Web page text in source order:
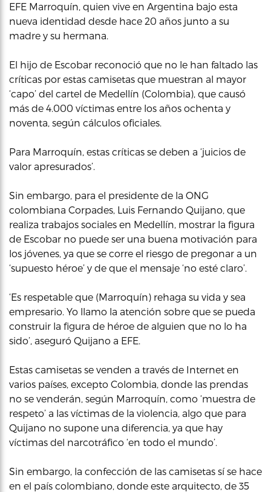
EFE Marroquín, quien vive en Argentina bajo esta
nueva identidad desde hace 20 años junto a su
madre y su hermana.
El hijo de Escobar reconoció que no le han faltado las
críticas por estas camisetas que muestran al mayor
‘capo’ del cartel de Medellín (Colombia), que causó
más de 4.000 víctimas entre los años ochenta y
noventa, según cálculos oficiales.
Para Marroquín, estas críticas se deben a ‘juicios de
valor apresurados’.
Sin embargo, para el presidente de la ONG
colombiana Corpades, Luis Fernando Quijano, que
realiza trabajos sociales en Medellín, mostrar la figura
de Escobar no puede ser una buena motivación para
los jóvenes, ya que se corre el riesgo de pregonar a un
‘supuesto héroe’ y de que el mensaje ‘no esté claro’.
‘Es respetable que (Marroquín) rehaga su vida y sea
empresario. Yo llamo la atención sobre que se pueda
construir la figura de héroe de alguien que no lo ha
sido’, aseguró Quijano a EFE.
Estas camisetas se venden a través de Internet en
varios países, excepto Colombia, donde las prendas
no se venderán, según Marroquín, como ‘muestra de
respeto’ a las víctimas de la violencia, algo que para
Quijano no supone una diferencia, ya que hay
víctimas del narcotráfico ‘en todo el mundo’.
Sin embargo, la confección de las camisetas sí se hace
en el país colombiano, donde este arquitecto, de 35